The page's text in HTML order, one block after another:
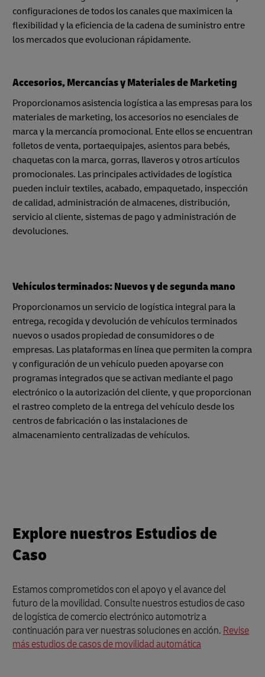
configuraciones de todos los canales que maximicen la
flexibilidad y la eficiencia de la cadena de suministro entre
los mercados que evolucionan rápidamente.
Accesorios, Mercancías y Materiales de Marketing
Proporcionamos asistencia logística a las empresas para los
materiales de marketing, los accesorios no esenciales de
marca y la mercancía promocional. Ente ellos se encuentran
folletos de venta, portaequipajes, asientos para bebés,
chaquetas con la marca, gorras, llaveros y otros artículos
promocionales. Las principales actividades de logística
pueden incluir textiles, acabado, empaquetado, inspección
de calidad, administración de almacenes, distribución,
servicio al cliente, sistemas de pago y administración de
devoluciones.
Vehículos terminados: Nuevos y de segunda mano
Proporcionamos un servicio de logística integral para la
entrega, recogida y devolución de vehículos terminados
nuevos o usados propiedad de consumidores o de
empresas. Las plataformas en línea que permiten la compra
y configuración de un vehículo pueden apoyarse con
programas integrados que se activan mediante el pago
electrónico o la autorización del cliente, y que proporcionan
el rastreo completo de la entrega del vehículo desde los
centros de fabricación o las instalaciones de
almacenamiento centralizadas de vehículos.
Explore nuestros Estudios de
Caso
Estamos comprometidos con el apoyo y el avance del
futuro de la movilidad. Consulte nuestros estudios de caso
de logística de comercio electrónico automotriz a
continuación para ver nuestras soluciones en acción. Revise
más estudios de casos de movilidad automática